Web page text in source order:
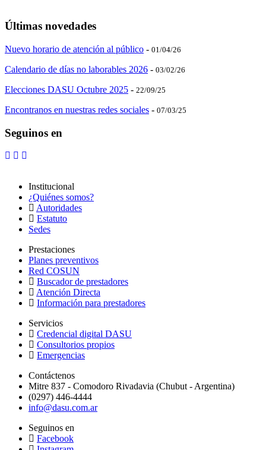
Últimas novedades
Nuevo horario de atención al público - 01/04/26
Calendario de días no laborables 2026 - 03/02/26
Elecciones DASU Octubre 2025 - 22/09/25
Encontranos en nuestras redes sociales - 07/03/25
Seguinos en
Institucional
¿Quiénes somos?
Autoridades
Estatuto
Sedes
Prestaciones
Planes preventivos
Red COSUN
Buscador de prestadores
Atención Directa
Información para prestadores
Servicios
Credencial digital DASU
Consultorios propios
Emergencias
Contáctenos
Mitre 837 - Comodoro Rivadavia (Chubut - Argentina)
(0297) 446-4444
info@dasu.com.ar
Seguinos en
Facebook